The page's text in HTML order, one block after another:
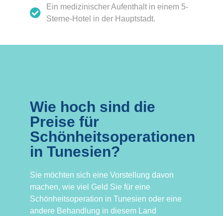
Ein medizinischer Aufenthalt in einem 5-
Sterne-Hotel in der Hauptstadt.
Wie hoch sind die
Preise für
Schönheitsoperationen
in Tunesien?
Sie möchten sich eine Vorstellung davon
machen, wie viel Geld Sie für eine
Schönheitsoperation in Tunesien oder eine
andere Behandlung in diesem Land